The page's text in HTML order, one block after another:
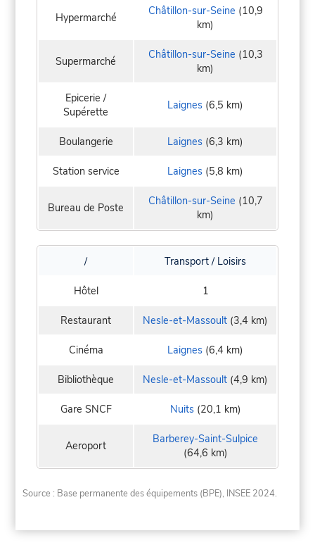
Hypermarché Châtillon-sur-Seine (10,9
km)
Supermarché Châtillon-sur-Seine (10,3
km)
Epicerie /
Supérette
Laignes (6,5 km)
Boulangerie Laignes (6,3 km)
Station service Laignes (5,8 km)
Bureau de Poste Châtillon-sur-Seine (10,7
km)
/ Transport / Loisirs
Hôtel 1
Restaurant Nesle-et-Massoult (3,4 km)
Cinéma Laignes (6,4 km)
Bibliothèque Nesle-et-Massoult (4,9 km)
Gare SNCF Nuits(20,1 km)
Aeroport
Barberey-Saint-Sulpice
(64,6 km)
Source : Base permanente des équipements (BPE), INSEE 2024.